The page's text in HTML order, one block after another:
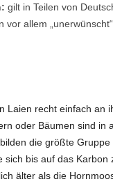
gilt in Teilen von
vor allem
Laien recht einfach an
oder Bäumen sind in
die größte Gruppe
sich bis auf das
älter als die